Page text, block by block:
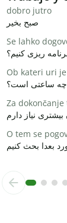
dobro jutro
صبح بخیر
Se lahko
ریزی کنیم؟
Ob kateri uri
ساعتی است؟
Za
نیاز دارم
O tem se
بعدا بحث کنیم